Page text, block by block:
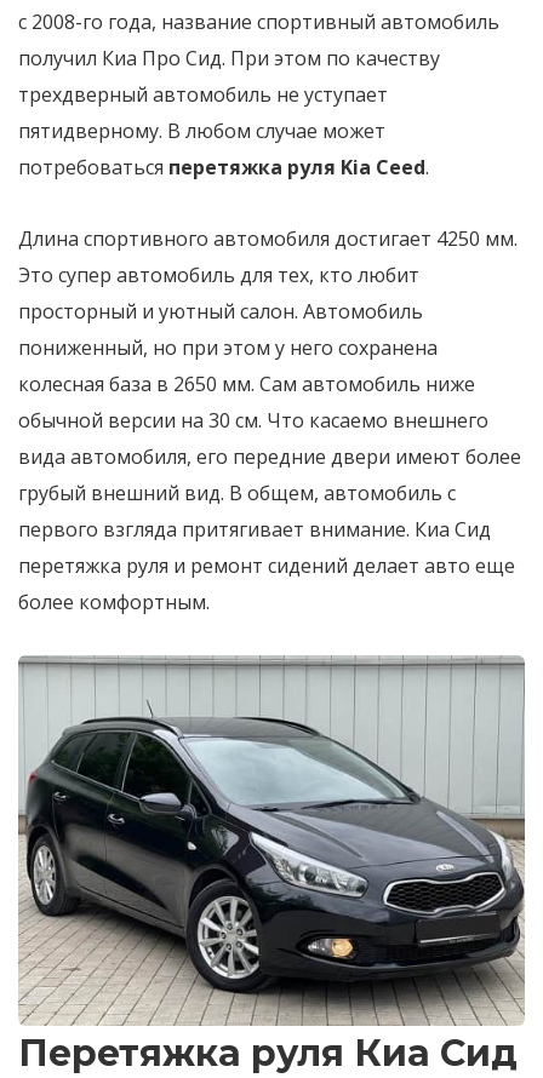
с 2008-го года, название спортивный автомобиль
получил Киа Про Сид. При этом по качеству
трехдверный автомобиль не уступает
пятидверному. В любом случае может
потребоваться перетяжка руля Kia Ceed.
Длина спортивного автомобиля достигает 4250 мм.
Это супер автомобиль для тех, кто любит
просторный и уютный салон. Автомобиль
пониженный, но при этом у него сохранена
колесная база в 2650 мм. Сам автомобиль ниже
обычной версии на 30 см. Что касаемо внешнего
вида автомобиля, его передние двери имеют более
грубый внешний вид. В общем, автомобиль с
первого взгляда притягивает внимание. Киа Сид
перетяжка руля и ремонт сидений делает авто еще
более комфортным.
Перетяжка руля Киа Сид